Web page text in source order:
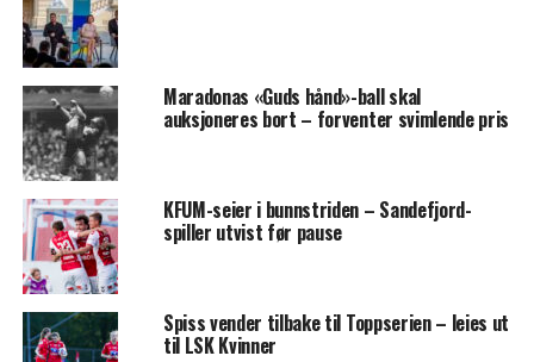
Maradonas «Guds hånd»-ball skal
auksjoneres bort – forventer svimlende pris
KFUM-seier i bunnstriden – Sandefjord-
spiller utvist før pause
Spiss vender tilbake til Toppserien – leies ut
til LSK Kvinner